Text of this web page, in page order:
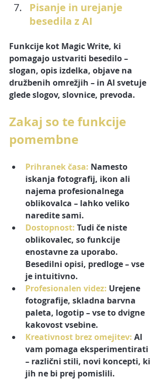
Pisanje in urejanje
besedila z AI
Funkcije kot Magic Write, ki
pomagajo ustvariti besedilo –
slogan, opis izdelka, objave na
družbenih omrežjih – in AI svetuje
glede slogov, slovnice, prevoda.
Zakaj so te funkcije
pomembne
Prihranek časa: Namesto
iskanja fotografij, ikon ali
najema profesionalnega
oblikovalca – lahko veliko
naredite sami.
Dostopnost: Tudi če niste
oblikovalec, so funkcije
enostavne za uporabo.
Besedilni opisi, predloge – vse
je intuitivno.
Profesionalen videz: Urejene
fotografije, skladna barvna
paleta, logotip – vse to dvigne
kakovost vsebine.
Kreativnost brez omejitev: AI
vam pomaga eksperimentirati
– različni stili, novi koncepti, ki
jih ne bi prej pomislili.